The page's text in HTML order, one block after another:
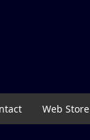
Web Store